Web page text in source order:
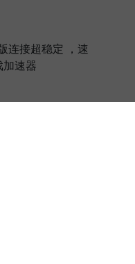
连接超稳定 ，速
加速器